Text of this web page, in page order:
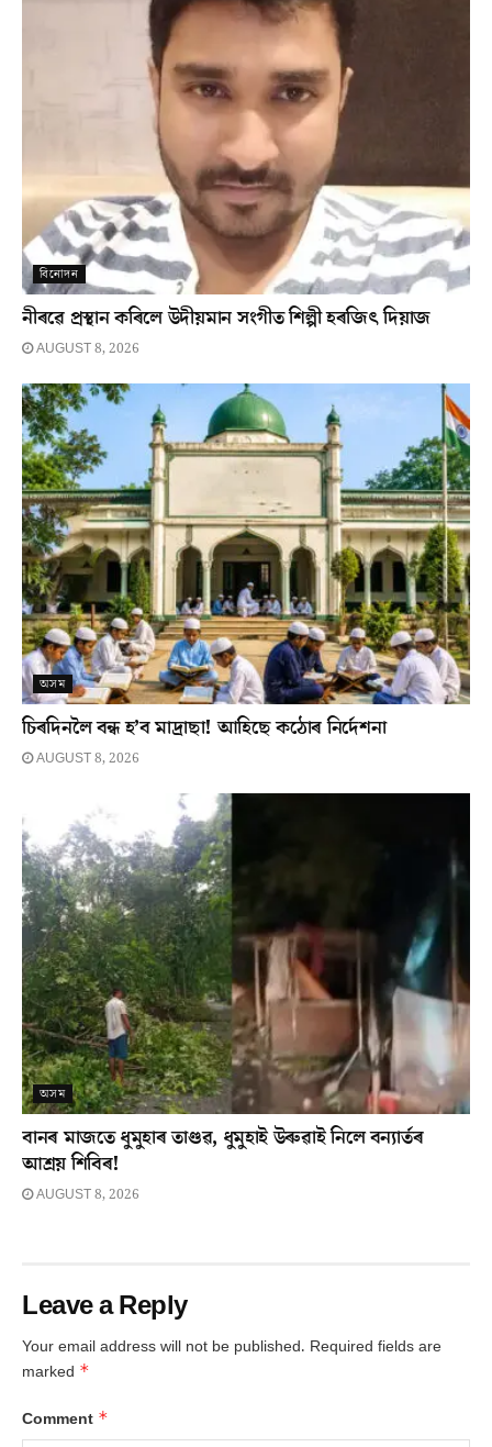
বিনোদন
নীৰৱে প্ৰস্থান কৰিলে উদীয়মান সংগীত শিল্পী হৰজিৎ দিয়াজ
AUGUST 8, 2026
অসম
চিৰদিনলৈ বন্ধ হ’ব মাদ্ৰাছা! আহিছে কঠোৰ নিৰ্দেশনা
AUGUST 8, 2026
অসম
বানৰ মাজতে ধুমুহাৰ তাণ্ডৱ, ধুমুহাই উৰুৱাই নিলে বন্যাৰ্তৰ
আশ্ৰয় শিবিৰ!
AUGUST 8, 2026
Leave a Reply
Your email address will not be published. Required fields are
marked *
Comment *